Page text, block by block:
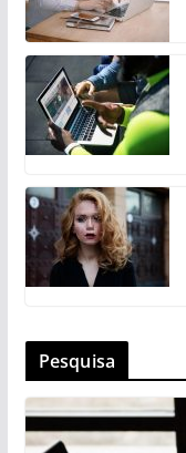
Pesquisa